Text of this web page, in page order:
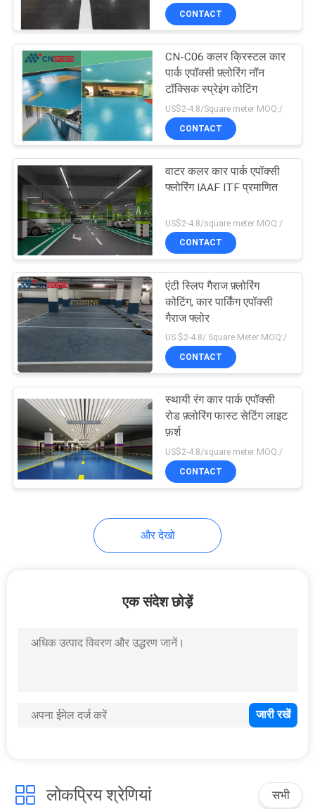
CONTACT
CN-C06 कलर क्रिस्टल कार
पार्क एपॉक्सी फ़्लोरिंग नॉन
टॉक्सिक स्प्रेइंग कोटिंग
US$2-4.8/Square meter MOQ:/
CONTACT
वाटर कलर कार पार्क एपॉक्सी
फ्लोरिंग IAAF ITF प्रमाणित
US$2-4.8/square meter MOQ:/
CONTACT
एंटी स्लिप गैराज फ़्लोरिंग
कोटिंग, कार पार्किंग एपॉक्सी
गैराज फ्लोर
US $2-4.8/ Square Meter MOQ:/
CONTACT
स्थायी रंग कार पार्क एपॉक्सी
रोड फ़्लोरिंग फास्ट सेटिंग लाइट
फ़र्श
US$2-4.8/square meter MOQ:/
CONTACT
और देखो
एक संदेश छोड़ें
लोकप्रिय श्रेणियां सभी